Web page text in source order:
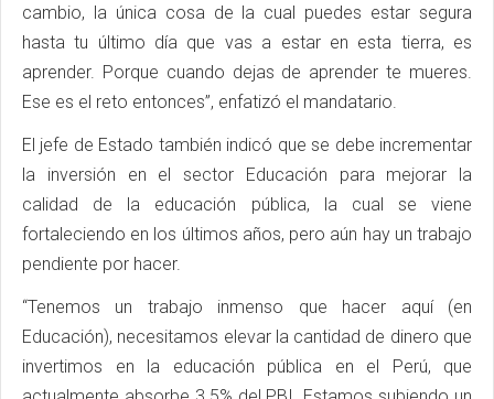
cambio, la única cosa de la cual puedes estar segura
hasta tu último día que vas a estar en esta tierra, es
aprender. Porque cuando dejas de aprender te mueres.
Ese es el reto entonces”, enfatizó el mandatario.
El jefe de Estado también indicó que se debe incrementar
la inversión en el sector Educación para mejorar la
calidad de la educación pública, la cual se viene
fortaleciendo en los últimos años, pero aún hay un trabajo
pendiente por hacer.
“Tenemos un trabajo inmenso que hacer aquí (en
Educación), necesitamos elevar la cantidad de dinero que
invertimos en la educación pública en el Perú, que